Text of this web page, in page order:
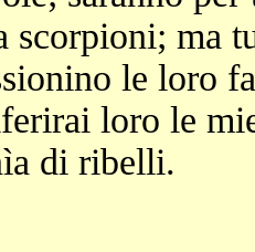
scorpioni; ma
le loro
loro le
di ribelli.